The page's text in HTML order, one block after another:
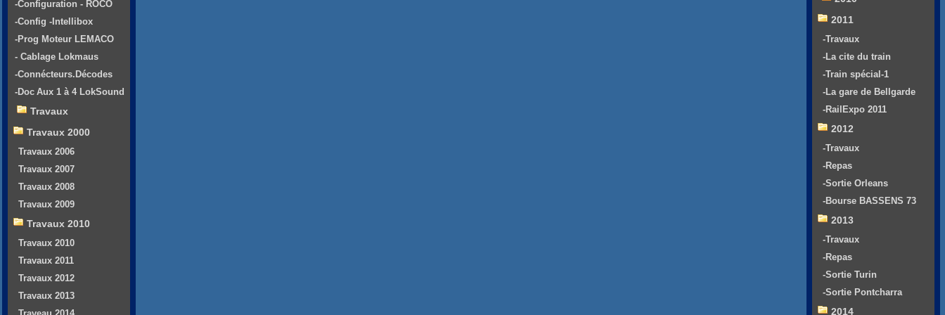
-Configuration - ROCO
-Config -Intellibox
-Prog Moteur LEMACO
- Cablage Lokmaus
-Connécteurs.Décodes
-Doc Aux 1 à 4 LokSound
Travaux
Travaux 2000
Travaux 2006
Travaux 2007
Travaux 2008
Travaux 2009
Travaux 2010
Travaux 2010
Travaux 2011
Travaux 2012
Travaux 2013
2011
-Travaux
-La cite du train
-Train spécial-1
-La gare de Bellgarde
-RailExpo 2011
2012
-Travaux
-Repas
-Sortie Orleans
-Bourse BASSENS 73
2013
-Travaux
-Repas
-Sortie Turin
-Sortie Pontcharra
2014